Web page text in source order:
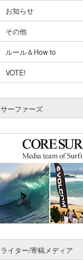
湘南
千葉北
伊豆
千葉南
四国
沖縄
お知らせ
その他
ルール＆How to
VOTE!
サーファーズ
ライター/寄稿メディア